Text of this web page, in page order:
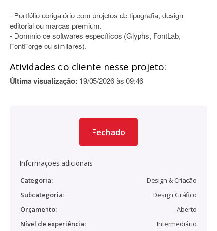
- Portfólio obrigatório com projetos de tipografia, design
editorial ou marcas premium.
- Domínio de softwares específicos (Glyphs, FontLab,
FontForge ou similares).
Atividades do cliente nesse projeto:
Última visualização: 19/05/2026 às 09:46
Fechado
Informações adicionais
Categoria:
Design & Criação
Subcategoria:
Design Gráfico
Orçamento:
Aberto
Nível de experiência:
Intermediário